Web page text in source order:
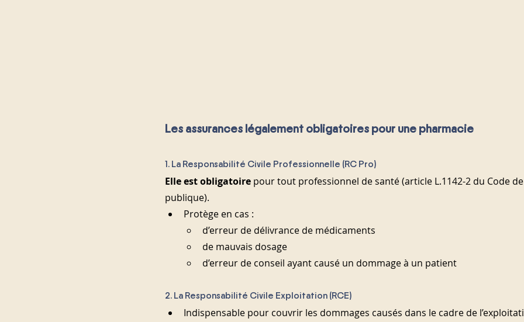
Les assurances légalement obligatoires pour une pharmacie
1. La Responsabilité Civile Professionnelle (RC Pro)
Elle est obligatoire pour tout professionnel de santé (article L.1142-2 du Code
publique).
Protège en cas :
d’erreur de délivrance de médicaments
de mauvais dosage
d’erreur de conseil ayant causé un dommage à un patient
2. La Responsabilité Civile Exploitation (RCE)
Indispensable pour couvrir les dommages causés dans le cadre de